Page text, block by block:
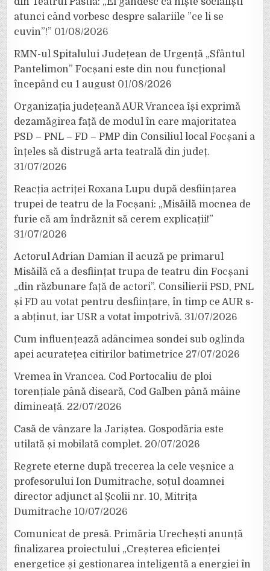
atunci când vorbesc despre salariile ”ce li se
cuvin”!” 01/08/2026
RMN-ul Spitalului Județean de Urgență „Sfântul
Pantelimon” Focșani este din nou funcțional
începând cu 1 august 01/08/2026
Organizația județeană AUR Vrancea își exprimă
dezamăgirea față de modul în care majoritatea
PSD – PNL – FD – PMP din Consiliul local Focșani a
înțeles să distrugă arta teatrală din județ.
31/07/2026
Reacția actriței Roxana Lupu după desființarea
trupei de teatru de la Focșani: „Misăilă mocnea de
furie că am îndrăznit să cerem explicații!”
31/07/2026
Actorul Adrian Damian îl acuză pe primarul
Misăilă că a desființat trupa de teatru din Focșani
„din răzbunare față de actori”. Consilierii PSD, PNL
și FD au votat pentru desființare, în timp ce AUR s-
a abținut, iar USR a votat împotrivă. 31/07/2026
Cum influențează adâncimea sondei sub oglinda
apei acuratețea citirilor batimetrice 27/07/2026
Vremea în Vrancea. Cod Portocaliu de ploi
torențiale până diseară, Cod Galben până mâine
dimineață. 22/07/2026
Casă de vânzare la Jariștea. Gospodăria este
utilată și mobilată complet. 20/07/2026
Regrete eterne după trecerea la cele veșnice a
profesorului Ion Dumitrache, soțul doamnei
director adjunct al Școlii nr. 10, Mitrița
Dumitrache 10/07/2026
Comunicat de presă. Primăria Urechești anunță
finalizarea proiectului „Creșterea eficienței
energetice și gestionarea inteligentă a energiei în